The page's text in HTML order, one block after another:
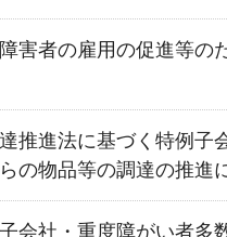
害者の雇用の促進等の
推進法に基づく特例子
の物品等の調達の推進
子会社・重度障がい者